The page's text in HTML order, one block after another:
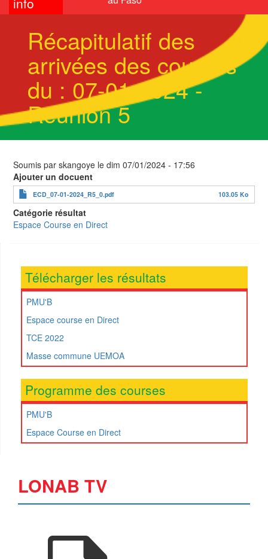
Récapitulatif des
arrivées des courses
du : 07-01-2024 -
Réunion 5
Soumis par skangoye le dim 07/01/2024 - 17:56
Ajouter un docuent
ECD_07-01-2024_R5_0.pdf 103.05 Ko
Catégorie résultat
Espace Course en Direct
Télécharger les résultats
PMU'B
Espace course en Direct
TCE 2022
Masse commune UEMOA
Programme des courses
PMU'B
Espace Course en Direct
LONAB TV